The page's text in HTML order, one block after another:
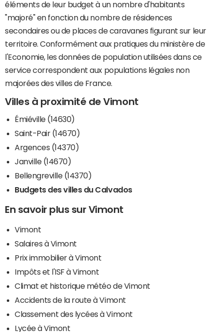
éléments de leur budget à un nombre d'habitants
"majoré" en fonction du nombre de résidences
secondaires ou de places de caravanes figurant sur leur
territoire. Conformément aux pratiques du ministère de
l'Economie, les données de population utilisées dans ce
service correspondent aux populations légales non
majorées des villes de France.
Villes à proximité de Vimont
Émiéville (14630)
Saint-Pair (14670)
Argences (14370)
Janville (14670)
Bellengreville (14370)
Budgets des villes du Calvados
En savoir plus sur Vimont
Vimont
Salaires à Vimont
Prix immobilier à Vimont
Impôts et l'ISF à Vimont
Climat et historique météo de Vimont
Accidents de la route à Vimont
Classement des lycées à Vimont
Lycée à Vimont